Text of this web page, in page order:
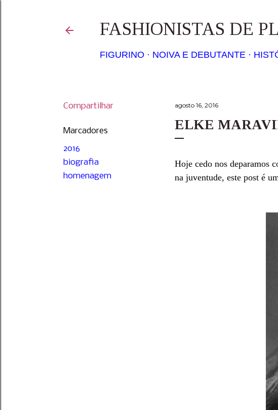
FASHIONISTAS DE
FIGURINO NOIVA E DEBUTANTE
Compartilhar
Marcadores
2016
biografia
homenagem
agosto 16, 2016
ELKE
Hoje cedo nos deparamos
na juventude, este post é